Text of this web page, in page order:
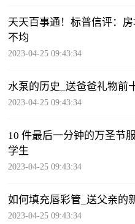
天天百事通！标普信评：
不均
2023-04-25 09:43:34
水泵的历史_送爸爸礼物前
2023-04-25 09:43:34
10 件最后一分钟的万圣节
学生
2023-04-25 09:43:34
如何填充唇彩管_送父亲的
2023-04-25 09:43:34